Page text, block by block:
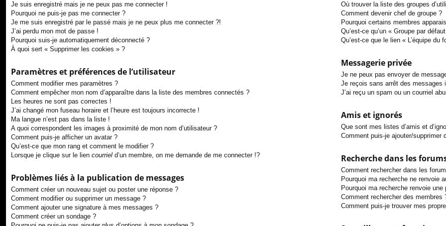
Je suis enregistré mais je ne peux pas me connecter !
Pourquoi ne puis-je pas me connecter ?
Je me suis enregistré par le passé mais je ne peux plus me connecter ?!
J’ai perdu mon mot de passe !
Pourquoi suis-je automatiquement déconnecté ?
À quoi sert « Supprimer les cookies » ?
Paramètres et préférences de l’utilisateur
Comment modifier mes paramètres ?
Comment empêcher mon nom d’apparaître dans la liste des membres connectés ?
Les heures ne sont pas correctes !
J’ai changé mon fuseau horaire et l’heure est toujours incorrecte !
Ma langue n’est pas dans la liste !
A quoi correspondent les images à proximité de mon nom d’utilisateur ?
Comment puis-je afficher un avatar ?
Qu’est-ce que mon rang et comment le modifier ?
Lorsque je clique sur le lien courriel d’un membre, on me demande de me connecter !?
Problèmes liés à la publication de messages
Comment créer un nouveau sujet ou poster une réponse ?
Comment modifier ou supprimer un message ?
Comment ajouter une signature à mes messages ?
Comment créer un sondage ?
Où trouver la liste des groupes
Comment devenir chef de groupe ?
Pourquoi certains membres
Qu’est-ce qu’un « Groupe par
Qu’est-ce que le lien « L’équipe du
Messagerie privée
Je ne peux pas envoyer de
Je reçois sans arrêt des messages
J’ai reçu un spam ou un courriel
Amis et ignorés
Que sont mes listes d’amis et
Comment puis-je ajouter/supprimer
Recherche dans les
Comment rechercher dans les
Pourquoi ma recherche ne renvoie
Pourquoi ma recherche renvoie une
Comment rechercher des membres
Comment puis-je trouver mes